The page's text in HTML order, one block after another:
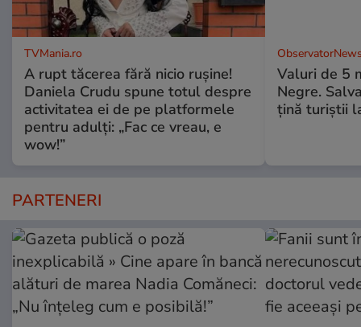
TVMania.ro
A rupt tăcerea fără nicio rușine!
Daniela Crudu spune totul despre
activitatea ei de pe platformele
pentru adulți: „Fac ce vreau, e
wow!”
Valuri de 5
Negre.
ţină turiştii
PARTENERI